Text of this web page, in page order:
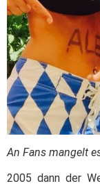
An Fans mangelt
2005 dann der